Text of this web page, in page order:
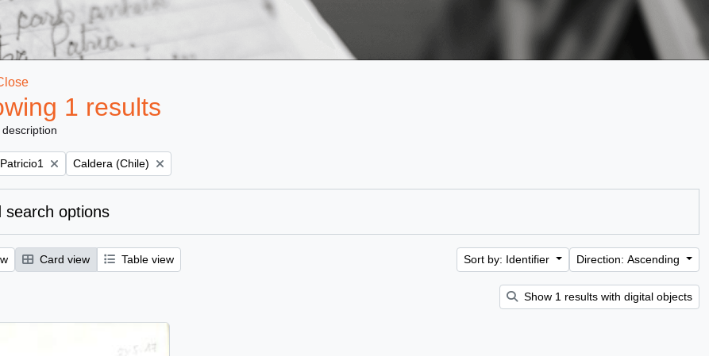
1 results
Remove filter:
Caldera (Chile)
search options
Card view Table view Sort by: Identifier Direction: Ascending
Show 1 results with digital objects